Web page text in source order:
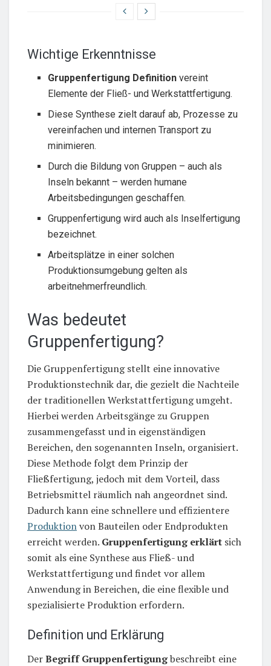
Wichtige Erkenntnisse
Gruppenfertigung Definition vereint
Elemente der Fließ- und Werkstattfertigung.
Diese Synthese zielt darauf ab, Prozesse zu
vereinfachen und internen Transport zu
minimieren.
Durch die Bildung von Gruppen – auch als
Inseln bekannt – werden humane
Arbeitsbedingungen geschaffen.
Gruppenfertigung wird auch als Inselfertigung
bezeichnet.
Arbeitsplätze in einer solchen
Produktionsumgebung gelten als
arbeitnehmerfreundlich.
Was bedeutet
Gruppenfertigung?
Die Gruppenfertigung stellt eine innovative
Produktionstechnik dar, die gezielt die Nachteile
der traditionellen Werkstattfertigung umgeht.
Hierbei werden Arbeitsgänge zu Gruppen
zusammengefasst und in eigenständigen
Bereichen, den sogenannten Inseln, organisiert.
Diese Methode folgt dem Prinzip der
Fließfertigung, jedoch mit dem Vorteil, dass
Betriebsmittel räumlich nah angeordnet sind.
Dadurch kann eine schnellere und effizientere
Produktionvon Bauteilen oder Endprodukten
erreicht werden. Gruppenfertigung erklärt sich
somit als eine Synthese aus Fließ- und
Werkstattfertigung und findet vor allem
Anwendung in Bereichen, die eine flexible und
spezialisierte Produktion erfordern.
Definition und Erklärung
DerBegriff Gruppenfertigungbeschreibt eine